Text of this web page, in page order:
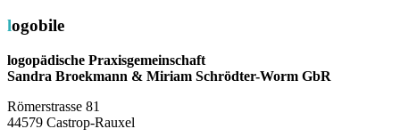
logobile
logopädische Praxisgemeinschaft
Sandra Broekmann & Miriam Schrödter-Worm GbR
Römerstrasse 81
44579 Castrop-Rauxel